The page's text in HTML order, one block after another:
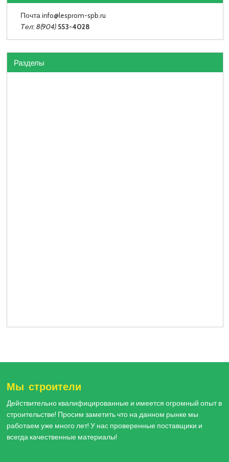
Почта info@lesprom-spb.ru
Тел: 8(904) 553-4028
Разделы
Мы строители
Действительно квалифицированные и имеется огромный опыт в
строительстве! Просим заметить что на данном рынке мы
работаем уже много лет! У нас проверенные поставщики и
всегда качественные материалы!